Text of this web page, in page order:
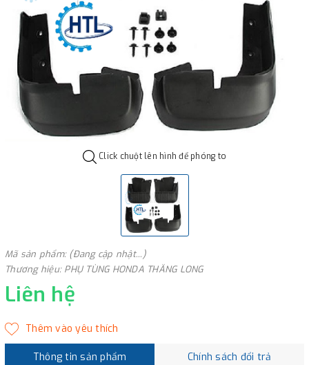
Click chuột lên hình để phóng to
Mã sản phẩm: (Đang cập nhật...)
Thương hiệu: PHỤ TÙNG HONDA THĂNG LONG
Liên hệ
Thông tin sản phẩm Chính sách đổi trả